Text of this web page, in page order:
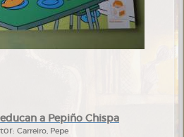
a Pepiño Chispa
Carreiro, Pepe